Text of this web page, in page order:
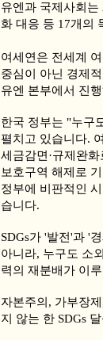
유엔과 국제사회는
화 대응 등 17개의
여세연은 전세계
중심이 아닌 경제
유엔 본부에서 진
한국 정부는 "누구
펼치고 있습니다.
세금감면·규제완
보호구역 해제로
정부에 비판적인
습니다.
SDGs가 '발전'과 '
아니라, 누구도 소
력의 재분배가 이
자본주의, 가부장
지 않는 한 SDGs